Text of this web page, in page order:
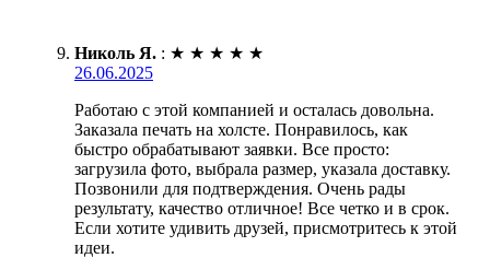
Николь Я. : ★ ★ ★ ★ ★
26.06.2025
Работаю с этой компанией и осталась довольна.
Заказала печать на холсте. Понравилось, как
быстро обрабатывают заявки. Все просто:
загрузила фото, выбрала размер, указала доставку.
Позвонили для подтверждения. Очень рады
результату, качество отличное! Все четко и в срок.
Если хотите удивить друзей, присмотритесь к этой
идеи.